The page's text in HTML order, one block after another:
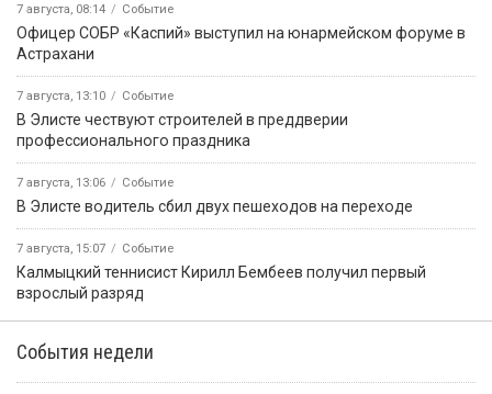
7 августа, 08:14 Событие
Офицер СОБР «Каспий» выступил на юнармейском форуме в
Астрахани
7 августа, 13:10 Событие
В Элисте чествуют строителей в преддверии
профессионального праздника
7 августа, 13:06 Событие
В Элисте водитель сбил двух пешеходов на переходе
7 августа, 15:07 Событие
Калмыцкий теннисист Кирилл Бембеев получил первый
взрослый разряд
События недели